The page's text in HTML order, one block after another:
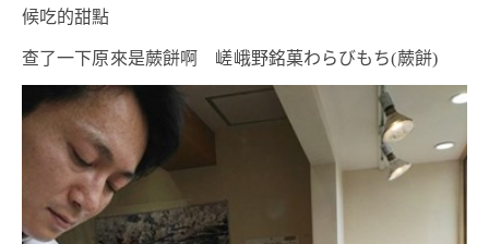
候吃的甜點
查了一下原來是蕨餅啊 嵯峨野銘菓わらびもち(蕨餅)